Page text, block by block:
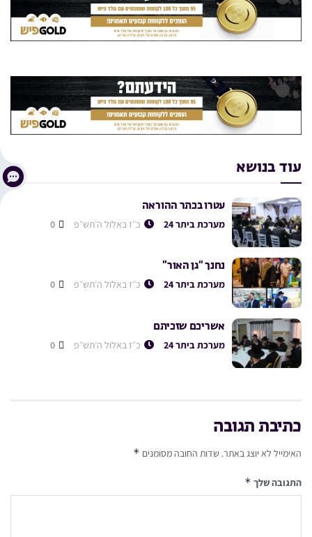
עוד בנושא
עטרו בכתר ההוראה
מערכת ביתר 24 כ״ז באלול ה׳תש״פ
נחנך “גן האור”
מערכת ביתר 24 כ״ז באלול ה׳תש״פ
אשריכם שזכיתם
מערכת ביתר 24 כ״ז באלול ה׳תש״פ
כתיבת תגובה
האימייל לא יוצג באתר. שדות החובה מסומנים *
התגובה שלך *